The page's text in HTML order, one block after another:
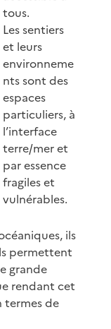
tous.
Les sentiers
et leurs
environneme
nts sont des
espaces
particuliers, à
l’interface
terre/mer et
par essence
fragiles et
vulnérables.
ils
permettent
grande
rendant cet
termes de